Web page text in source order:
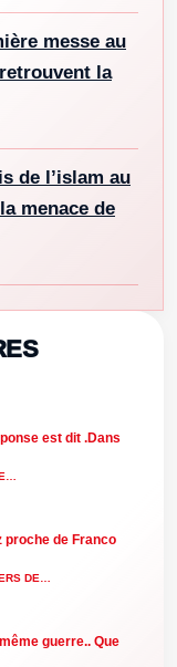
messe au
la
de l’islam au
menace de
est dit .Dans
proche de Franco
DE…
guerre.. Que